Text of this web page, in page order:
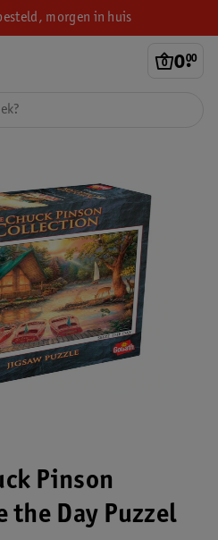
morgen in huis
0.
00
Pinson
the Day Puzzel